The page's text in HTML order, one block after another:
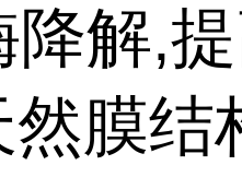
解,
膜结